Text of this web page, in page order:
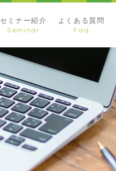
セミナー紹介 よくある質問